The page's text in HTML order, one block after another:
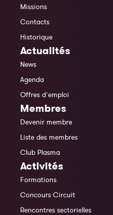
Missions
Contacts
Historique
Actualités
News
Agenda
Offres d’emploi
Membres
Devenir membre
Liste des membres
Club Plasma
Activités
Formations
Concours Circuit
Rencontres sectorielles